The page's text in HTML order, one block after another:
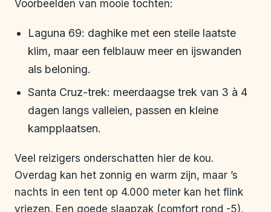
Voorbeelden van mooie tochten:
Laguna 69: daghike met een steile laatste
klim, maar een felblauw meer en ijswanden
als beloning.
Santa Cruz-trek: meerdaagse trek van 3 à 4
dagen langs valleien, passen en kleine
kampplaatsen.
Veel reizigers onderschatten hier de kou.
Overdag kan het zonnig en warm zijn, maar ’s
nachts in een tent op 4.000 meter kan het flink
vriezen. Een goede slaapzak (comfort rond -5),